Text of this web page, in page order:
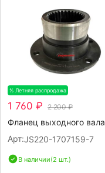
% Летняя распродажа
1 760 ₽ 2 200 ₽
Фланец выходного вала
Арт:JS220-1707159-7
В наличии(2 шт.)